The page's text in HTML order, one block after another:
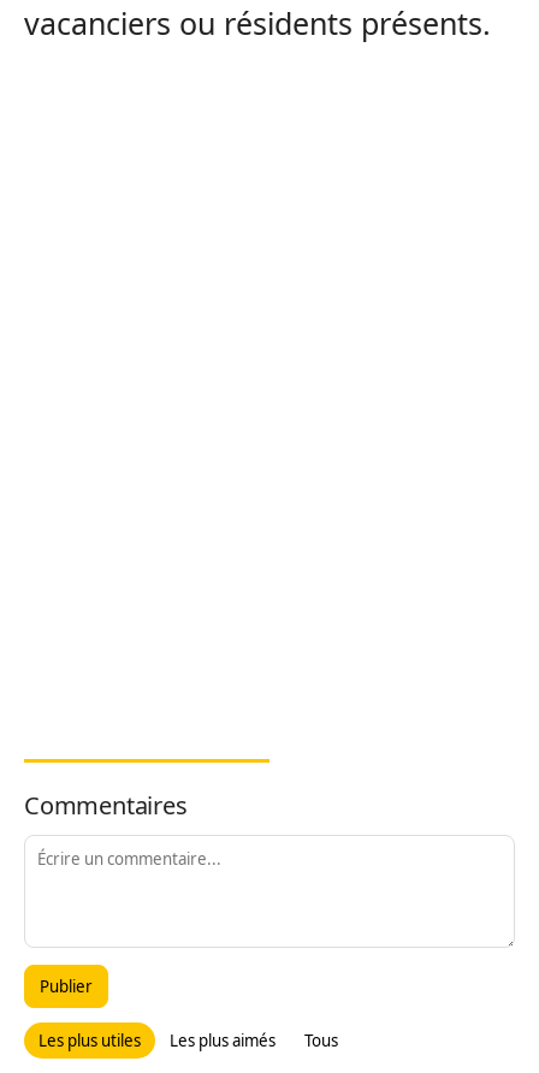
vacanciers ou résidents présents.
Commentaires
Publier
Les plus utiles Les plus aimés Tous